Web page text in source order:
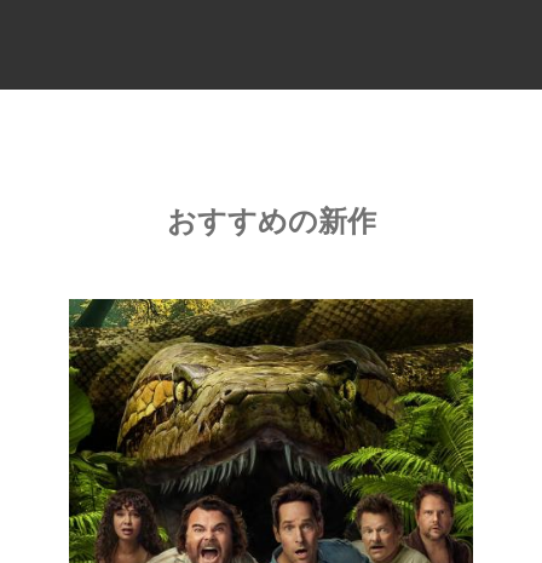
おすすめの新作